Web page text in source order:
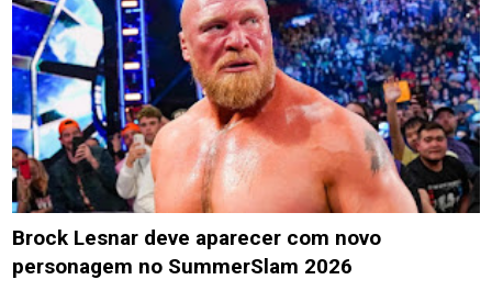
Brock Lesnar deve aparecer com novo
personagem no SummerSlam 2026